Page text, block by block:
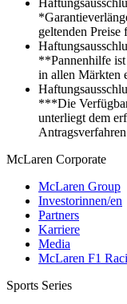
geltenden Preise
**Pannenhilfe
in allen Märkten
***Die
unterliegt dem
McLaren Corporate
McLaren Group
Investorinnen/en
Partners
Karriere
Media
McLaren F1
Sports Series